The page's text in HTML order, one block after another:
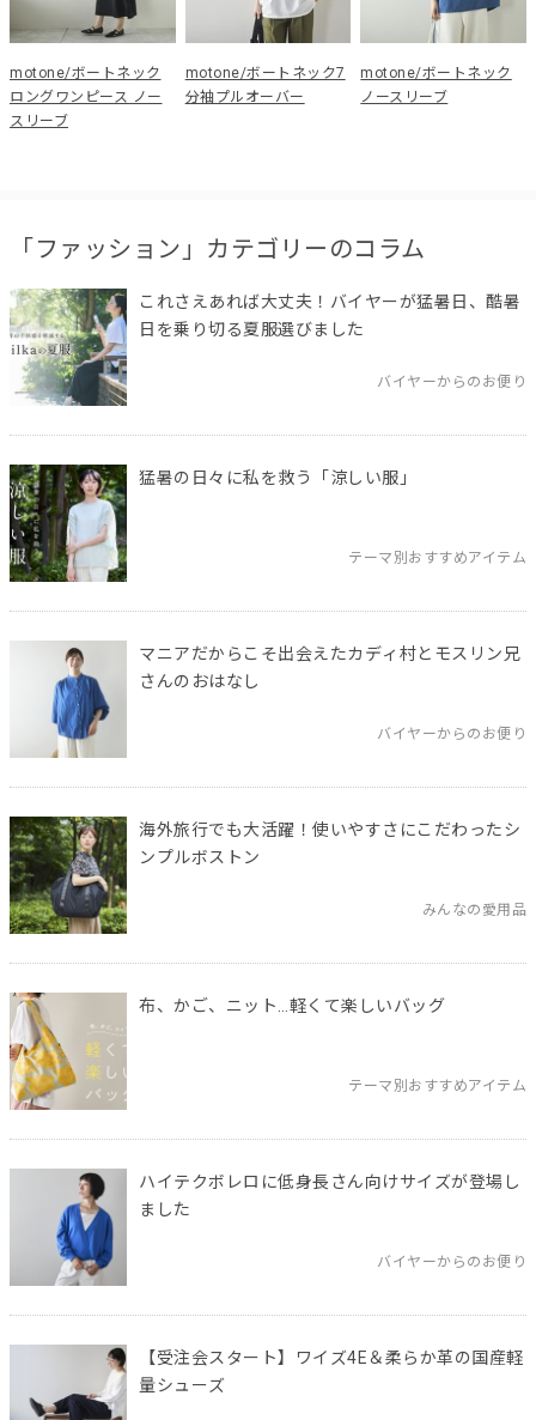
motone/ボートネック
ロングワンピース ノー
スリーブ
motone/ボートネック7
分袖プルオーバー
motone/ボートネック
ノースリーブ
「ファッション」カテゴリーのコラム
これさえあれば大丈夫！バイヤーが猛暑日、酷暑
日を乗り切る夏服選びました
バイヤーからのお便り
猛暑の日々に私を救う「涼しい服」
テーマ別おすすめアイテム
マニアだからこそ出会えたカディ村とモスリン兄
さんのおはなし
バイヤーからのお便り
海外旅行でも大活躍！使いやすさにこだわったシ
ンプルボストン
みんなの愛用品
布、かご、ニット…軽くて楽しいバッグ
テーマ別おすすめアイテム
ハイテクボレロに低身長さん向けサイズが登場し
ました
バイヤーからのお便り
【受注会スタート】ワイズ4E＆柔らか革の国産軽
量シューズ